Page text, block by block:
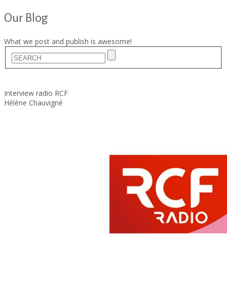
Our Blog
What we post and publish is awesome!
Interview radio RCF
Hélène Chauvigné